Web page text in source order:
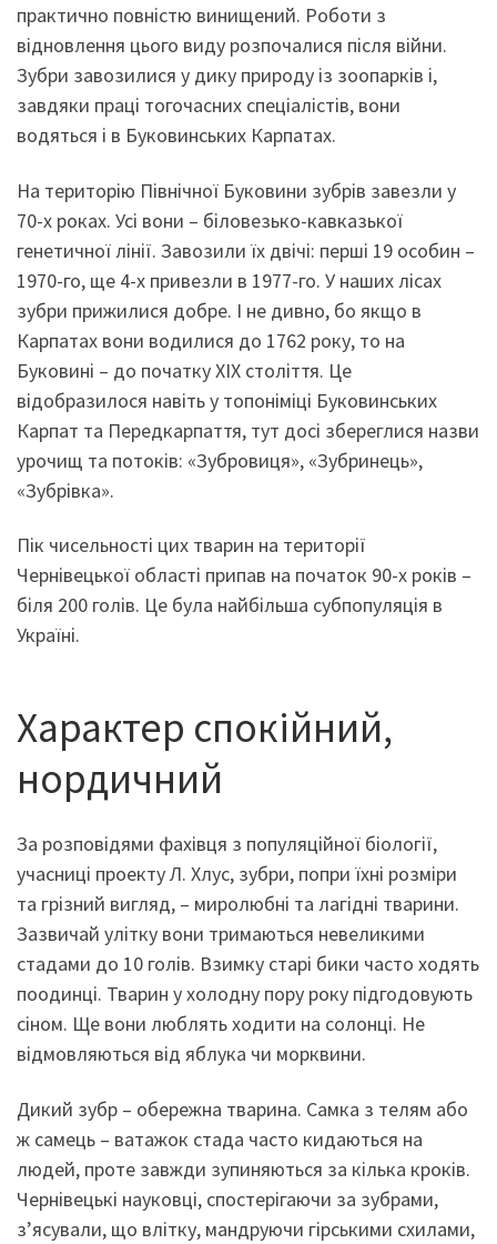
практично повністю винищений. Роботи з
відновлення цього виду розпочалися після війни.
Зубри завозилися у дику природу із зоопарків і,
завдяки праці тогочасних спеціалістів, вони
водяться і в Буковинських Карпатах.
На територію Північної Буковини зубрів завезли у
70-х роках. Усі вони – біловезько-кавказької
генетичної лінії. Завозили їх двічі: перші 19 особин –
1970-го, ще 4-х привезли в 1977-го. У наших лісах
зубри прижилися добре. І не дивно, бо якщо в
Карпатах вони водилися до 1762 року, то на
Буковині – до початку ХІХ століття. Це
відобразилося навіть у топоніміці Буковинських
Карпат та Передкарпаття, тут досі збереглися назви
урочищ та потоків: «Зубровиця», «Зубринець»,
«Зубрівка».
Пік чисельності цих тварин на території
Чернівецької області припав на початок 90-х років –
біля 200 голів. Це була найбільша субпопуляція в
Україні.
Характер спокійний,
нордичний
За розповідями фахівця з популяційної біології,
учасниці проекту Л. Хлус, зубри, попри їхні розміри
та грізний вигляд, – миролюбні та лагідні тварини.
Зазвичай улітку вони тримаються невеликими
стадами до 10 голів. Взимку старі бики часто ходять
поодинці. Тварин у холодну пору року підгодовують
сіном. Ще вони люблять ходити на солонці. Не
відмовляються від яблука чи морквини.
Дикий зубр – обережна тварина. Самка з телям або
ж самець – ватажок стада часто кидаються на
людей, проте завжди зупиняються за кілька кроків.
Чернівецькі науковці, спостерігаючи за зубрами,
з’ясували, що влітку, мандруючи гірськими схилами,